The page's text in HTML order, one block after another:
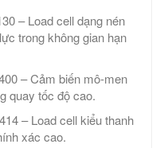
– Load cell dạng nén
trong không gian hạn
– Cảm biến mô-men
quay tốc độ cao.
– Load cell kiểu thanh
xác cao.